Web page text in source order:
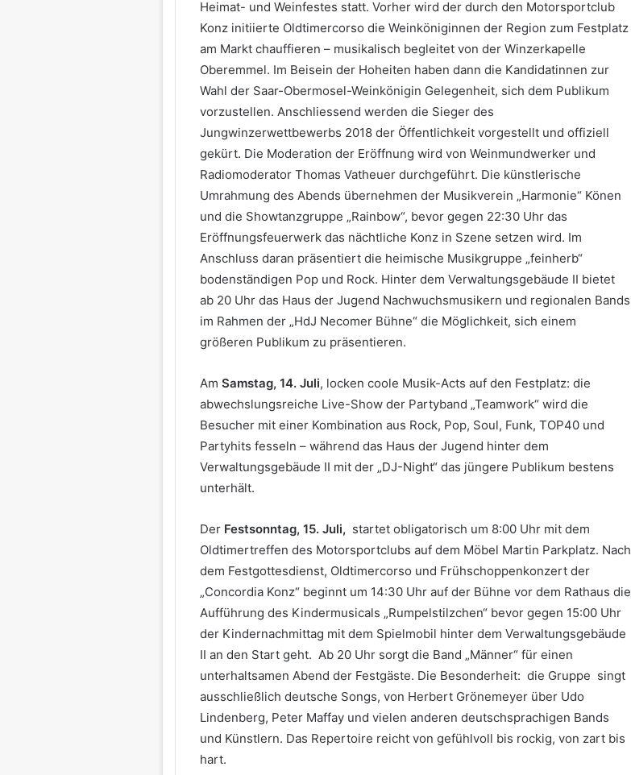
Heimat- und Weinfestes statt. Vorher wird der durch den Motorsportclub
Konz initiierte Oldtimercorso die Weinköniginnen der Region zum Festplatz
am Markt chauffieren – musikalisch begleitet von der Winzerkapelle
Oberemmel. Im Beisein der Hoheiten haben dann die Kandidatinnen zur
Wahl der Saar-Obermosel-Weinkönigin Gelegenheit, sich dem Publikum
vorzustellen. Anschliessend werden die Sieger des
Jungwinzerwettbewerbs 2018 der Öffentlichkeit vorgestellt und offiziell
gekürt. Die Moderation der Eröffnung wird von Weinmundwerker und
Radiomoderator Thomas Vatheuer durchgeführt. Die künstlerische
Umrahmung des Abends übernehmen der Musikverein „Harmonie“ Könen
und die Showtanzgruppe „Rainbow“, bevor gegen 22:30 Uhr das
Eröffnungsfeuerwerk das nächtliche Konz in Szene setzen wird. Im
Anschluss daran präsentiert die heimische Musikgruppe „feinherb“
bodenständigen Pop und Rock. Hinter dem Verwaltungsgebäude II bietet
ab 20 Uhr das Haus der Jugend Nachwuchsmusikern und regionalen Bands
im Rahmen der „HdJ Necomer Bühne“ die Möglichkeit, sich einem
größeren Publikum zu präsentieren.
Am Samstag, 14. Juli, locken coole Musik-Acts auf den Festplatz: die
abwechslungsreiche Live-Show der Partyband „Teamwork“ wird die
Besucher mit einer Kombination aus Rock, Pop, Soul, Funk, TOP40 und
Partyhits fesseln – während das Haus der Jugend hinter dem
Verwaltungsgebäude II mit der „DJ-Night“ das jüngere Publikum bestens
unterhält.
Der Festsonntag, 15. Juli, startet obligatorisch um 8:00 Uhr mit dem
Oldtimertreffen des Motorsportclubs auf dem Möbel Martin Parkplatz. Nach
dem Festgottesdienst, Oldtimercorso und Frühschoppenkonzert der
„Concordia Konz“ beginnt um 14:30 Uhr auf der Bühne vor dem Rathaus die
Aufführung des Kindermusicals „Rumpelstilzchen“ bevor gegen 15:00 Uhr
der Kindernachmittag mit dem Spielmobil hinter dem Verwaltungsgebäude
II an den Start geht. Ab 20 Uhr sorgt die Band „Männer“ für einen
unterhaltsamen Abend der Festgäste. Die Besonderheit: die Gruppe singt
ausschließlich deutsche Songs, von Herbert Grönemeyer über Udo
Lindenberg, Peter Maffay und vielen anderen deutschsprachigen Bands
und Künstlern. Das Repertoire reicht von gefühlvoll bis rockig, von zart bis
hart.